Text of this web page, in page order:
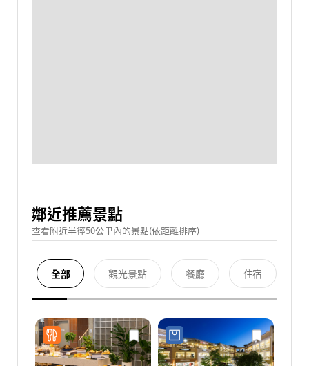
鄰近推薦景點
查看附近半徑50公里內的景點(依距離排序)
全部 觀光景點 餐廳 住宿